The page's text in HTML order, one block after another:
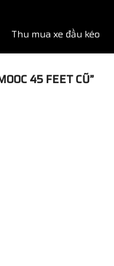
Thu mua xe đầu kéo
45 FEET CŨ”